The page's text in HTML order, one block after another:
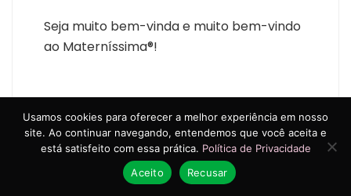
Seja muito bem-vinda e muito bem-vindo
ao Materníssima®!
Navegação
Usamos cookies para oferecer a melhor experiência em nosso
site. Ao continuar navegando, entendemos que você aceita e
está satisfeito com essa prática. Política de Privacidade
Aceito
Recusar